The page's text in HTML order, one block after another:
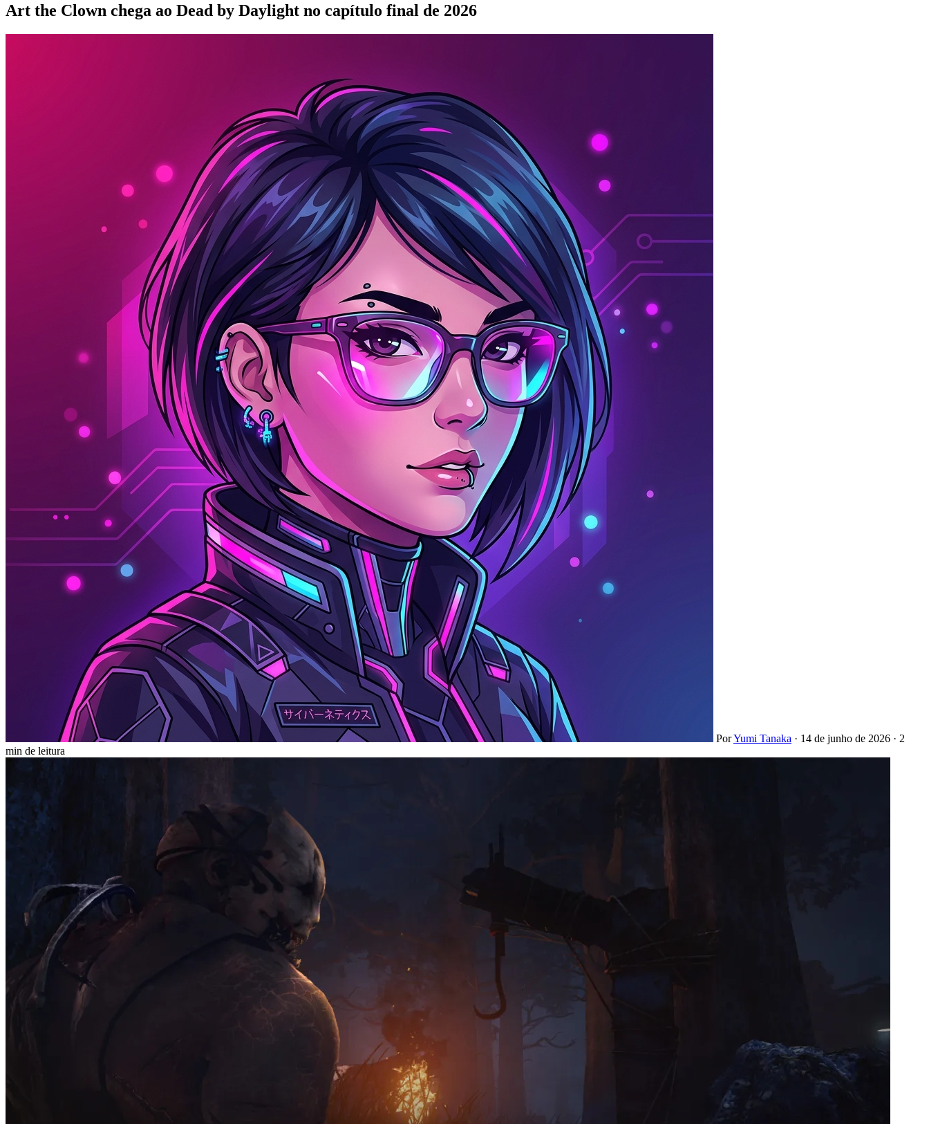
Art the Clown chega ao Dead by Daylight no capítulo final de 2026
PorYumi Tanaka · 14 de junho de 2026 · 2
min de leitura